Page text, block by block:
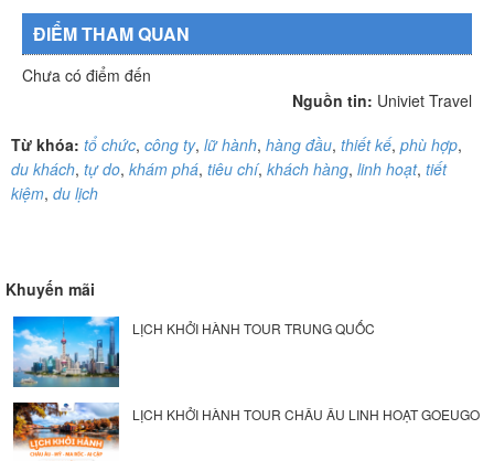
ĐIỂM THAM QUAN
Chưa có điểm đến
Nguồn tin: Univiet Travel
Từ khóa: tổ chức, công ty, lữ hành, hàng đầu, thiết kế, phù hợp,
du khách, tự do, khám phá, tiêu chí, khách hàng, linh hoạt, tiết
kiệm, du lịch
Khuyến mãi
LỊCH KHỞI HÀNH TOUR TRUNG QUỐC
LỊCH KHỞI HÀNH TOUR CHÂU ÂU LINH HOẠT GOEUGO